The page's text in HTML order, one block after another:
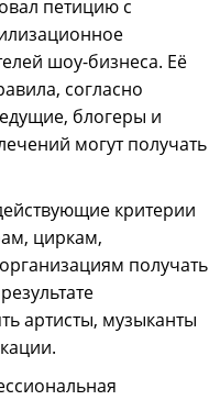
петицию с
шоу-бизнеса. Её
согласно
блогеры и
могут получать
критерии
циркам,
получать
артисты, музыканты